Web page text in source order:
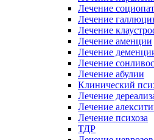
Лечение
Лечение
Лечение
Лечение аменции
Лечение
Лечение
Лечение абулии
Клинический
Лечение
Лечение
Лечение психоза
ТДР